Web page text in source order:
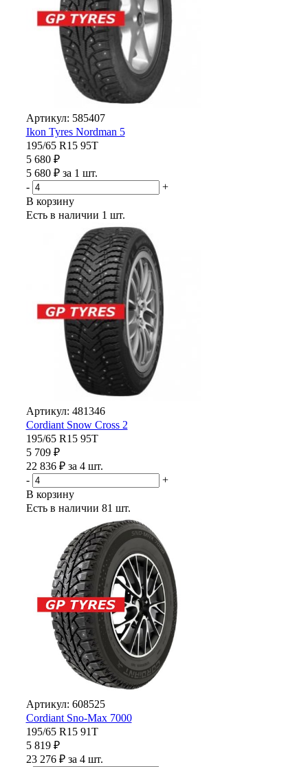
Артикул: 585407
Ikon Tyres Nordman 5
195/65 R15 95T
5 680 ₽
5 680 ₽ за 1 шт.
-
+
В корзину
Есть в наличии 1 шт.
Артикул: 481346
Cordiant Snow Cross 2
195/65 R15 95T
5 709 ₽
22 836 ₽ за 4 шт.
-
+
В корзину
Есть в наличии 81 шт.
Артикул: 608525
Cordiant Sno-Max 7000
195/65 R15 91T
5 819 ₽
23 276 ₽ за 4 шт.